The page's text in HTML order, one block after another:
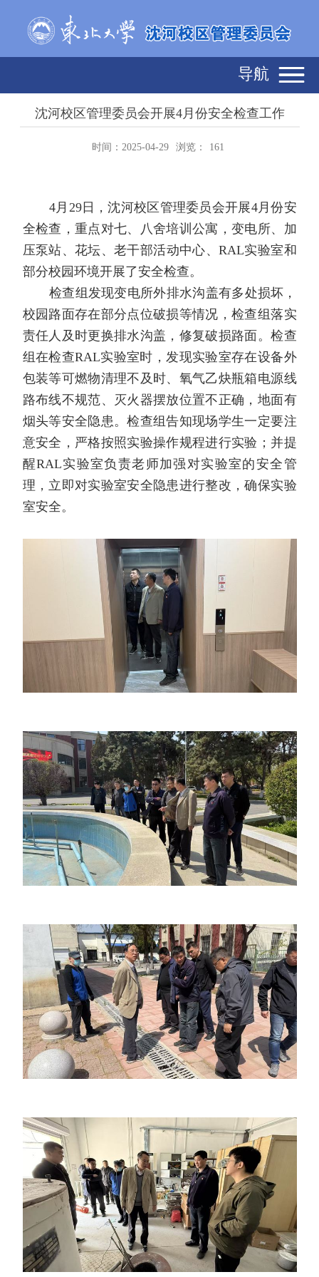
导航
沈河校区管理委员会开展4月份安全检查工作
时间：2025-04-29 浏览： 161
4月 29日，沈河校区管理委员会开展4月份安
全检查，重点对七、八舍培训公寓，变电所、加
压泵站、花坛、老干部活动中心、RAL实验室和
部分校园环境开展了安全检查。
检查组发现变电所外排水沟盖有多处损坏，
校园路面存在部分点位破损等情况，检查组落实
责任人及时更换排水沟盖，修复破损路面。检查
组在检查RAL实验室时，发现实验室存在设备外
包装等可燃物清理不及时、氧气乙炔瓶箱电源线
路布线不规范、灭火器摆放位置不正确，地面有
烟头等安全隐患。检查组告知现场学生一定要注
意安全，严格按照实验操作规程进行实验；并提
醒RAL实验室负责老师加强对实验室的安全管
理，立即对实验室安全隐患进行整改，确保实验
室安全。